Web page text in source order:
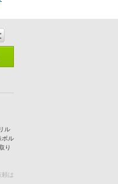
は
ル
ボル
り